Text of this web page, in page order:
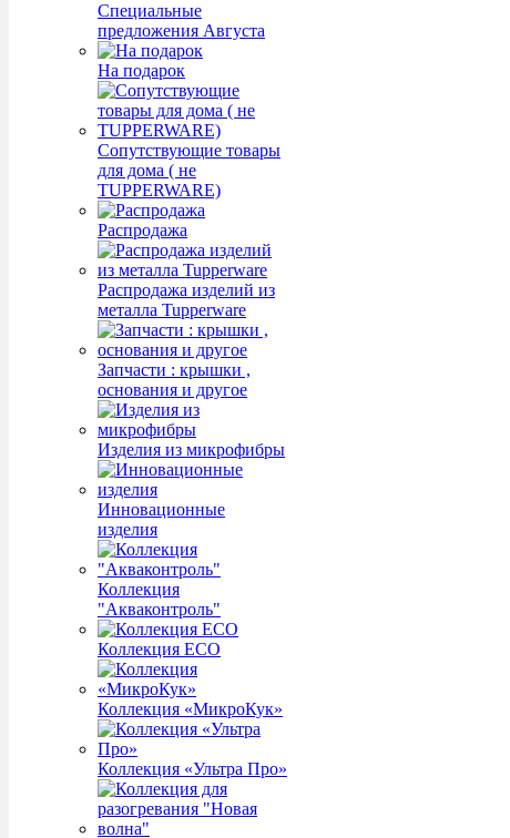
Специальные
предложения Августа
На подарок
Сопутствующие товары
для дома ( не
TUPPERWARE)
Распродажа
Распродажа изделий из
металла Tupperware
Запчасти : крышки ,
основания и другое
Изделия из микрофибры
Инновационные
изделия
Коллекция
"Акваконтроль"
Коллекция ECO
Коллекция «МикроКук»
Коллекция «Ультра Про»